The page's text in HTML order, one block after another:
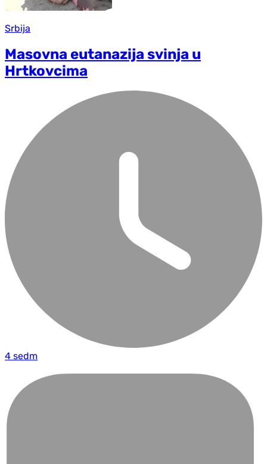
Srbija
Masovna eutanazija svinja u
Hrtkovcima
4 sedm